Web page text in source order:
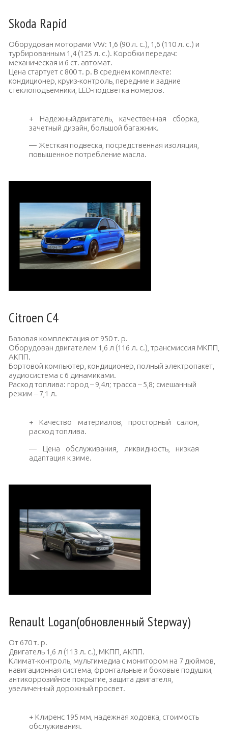
Skoda Rapid
Оборудован моторами VW: 1,6 (90 л. с.), 1,6 (110 л. с.) и
турбированным 1,4 (125 л. с.). Коробки передач:
механическая и 6 ст. автомат.
Цена стартует с 800 т. р. В среднем комплекте:
кондиционер, круиз-контроль, передние и задние
стеклоподъемники, LED-подсветка номеров.
+ Надежныйдвигатель, качественная сборка,
зачетный дизайн, большой багажник.
— Жесткая подвеска, посредственная изоляция,
повышенное потребление масла.
Citroen C4
Базовая комплектация от 950 т. р.
Оборудован двигателем 1,6 л (116 л. с.), трансмиссия МКПП,
АКПП.
Бортовой компьютер, кондиционер, полный электропакет,
аудиосистема с 6 динамиками.
Расход топлива: город – 9,4л; трасса – 5,8; смешанный
режим – 7,1 л.
+ Качество материалов, просторный салон,
расход топлива.
— Цена обслуживания, ликвидность, низкая
адаптация к зиме.
Renault Logan(обновленный Stepway)
От 670 т. р.
Двигатель 1,6 л (113 л. с.), МКПП, АКПП.
Климат-контроль, мультимедиа с монитором на 7 дюймов,
навигационная система, фронтальные и боковые подушки,
антикоррозийное покрытие, защита двигателя,
увеличенный дорожный просвет.
+ Клиренс 195 мм, надежная ходовка, стоимость
обслуживания.